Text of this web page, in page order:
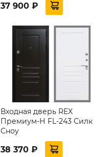
37 900 ₽
Входная дверь REX
Премиум-Н FL-243 Силк
Сноу
38 370 ₽